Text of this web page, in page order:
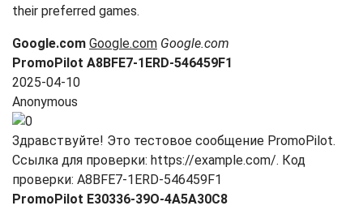
their preferred games.
Google.com Google.com Google.com
PromoPilot A8BFE7-1ERD-546459F1
2025-04-10
Anonymous
Здравствуйте! Это тестовое сообщение PromoPilot.
Ссылка для проверки: https://example.com/. Код
проверки: A8BFE7-1ERD-546459F1
PromoPilot E30336-39O-4A5A30C8